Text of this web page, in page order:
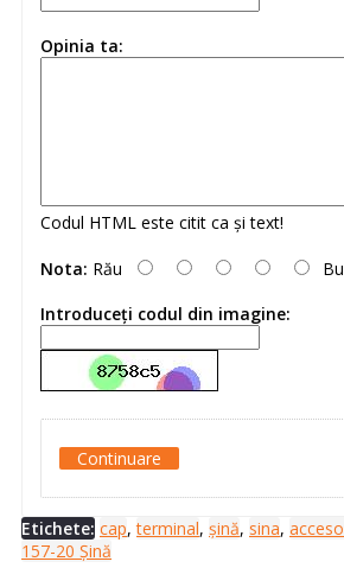
Opinia ta:
Codul HTML este citit ca şi text!
Nota: Rău
Introduceţi codul din imagine:
Continuare
Etichete: cap,terminal, șină, sina,
157-20 Șină